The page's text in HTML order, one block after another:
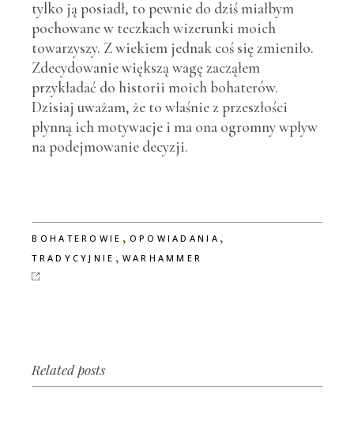
tylko ją posiadł, to pewnie do dziś miałbym
pochowane w teczkach wizerunki moich
towarzyszy. Z wiekiem jednak coś się zmieniło.
Zdecydowanie większą wagę zacząłem
przykładać do historii moich bohaterów.
Dzisiaj uważam, że to właśnie z przeszłości
płynną ich motywacje i ma ona ogromny wpływ
na podejmowanie decyzji.
BOHATEROWIE , OPOWIADANIA ,
TRADYCYJNIE , WARHAMMER
Related posts